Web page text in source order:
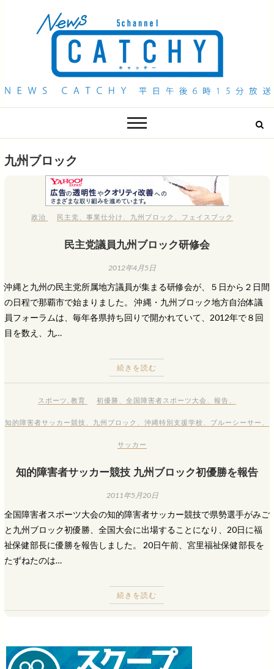
QAB NEWS Headline
九州ブロック
政治 民主党 、事業仕分け 九州ブロック フェイスブック
民主党議員九州ブロック研修会
2012年4月5日
沖縄と九州の民主党所属地方議員が集まる研修会が、５日から２日間
の日程で那覇市で始まりました。 沖縄・九州ブロック地方自治体議
員フォーラムは、毎年各県持ち回りで開かれていて、2012年で８回
目を数え、九…
続きを読む
スポーツ 教育 初優勝 全国障害者スポーツ大会 報告
知的障害者サッカー競技 九州ブロック 沖縄特別支援学校 ブルーシーサー
サッカー
知的障害者サッカー競技 九州ブロック初優勝を報告
2011年5月20日
全国障害者スポーツ大会の知的障害者サッカー競技で県勢選手がみご
と九州ブロック初優勝、全国大会に出場することになり、20日に福
祉保健部長に優勝を報告しました。 20日午前、宮里福祉保健部長を
たずねたのは…
続きを読む